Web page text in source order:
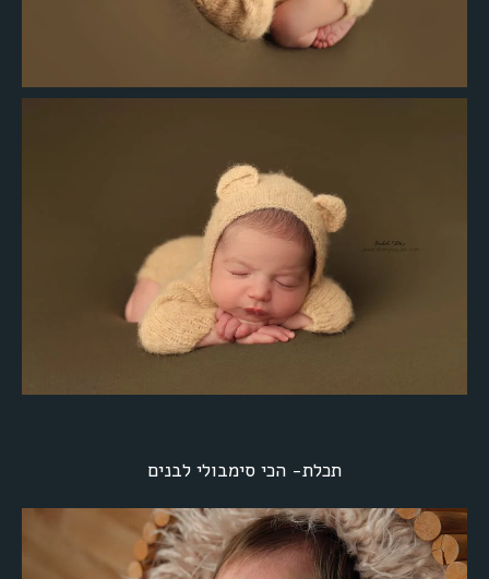
תכלת- הכי סימבולי לבנים